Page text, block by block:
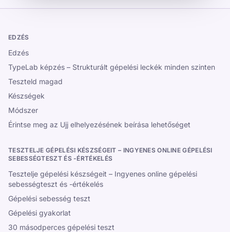
EDZÉS
Edzés
TypeLab képzés – Strukturált gépelési leckék minden szinten
Teszteld magad
Készségek
Módszer
Érintse meg az Ujj elhelyezésének beírása lehetőséget
TESZTELJE GÉPELÉSI KÉSZSÉGEIT – INGYENES ONLINE GÉPELÉSI
SEBESSÉGTESZT ÉS -ÉRTÉKELÉS
Tesztelje gépelési készségeit – Ingyenes online gépelési
sebességteszt és -értékelés
Gépelési sebesség teszt
Gépelési gyakorlat
30 másodperces gépelési teszt